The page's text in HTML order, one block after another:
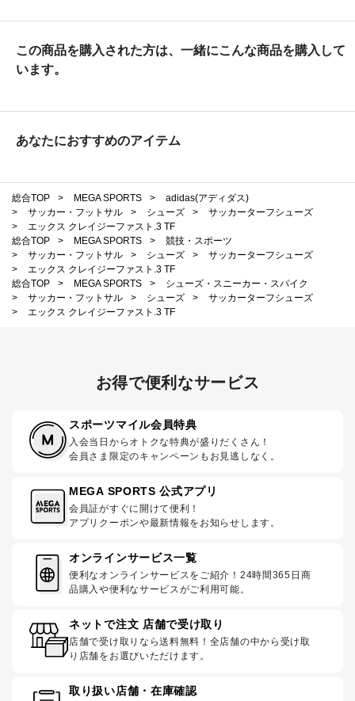
この商品を購入された方は、一緒にこんな商品を購入して
います。
あなたにおすすめのアイテム
総合TOP > MEGA SPORTS >
adidas(アディダス)
>
サッカー・フットサル > シューズ >
サッカーターフシューズ
>
エックス クレイジーファスト.3 TF
総合TOP
> MEGA SPORTS >
競技・スポーツ
>
サッカー・フットサル > シューズ >
サッカーターフシューズ
>
エックス クレイジーファスト.3 TF
総合TOP
> MEGA SPORTS >
シューズ・スニーカー・スパイク
>
サッカー・フットサル > シューズ >
サッカーターフシューズ
>
エックス クレイジーファスト.3 TF
お得で便利なサービス
スポーツマイル会員特典
入会当日からオトクな特典が盛りだくさん！
会員さま限定のキャンペーンもお見逃しなく。
MEGA SPORTS 公式アプリ
会員証がすぐに開けて便利！
アプリクーポンや最新情報をお知らせします。
オンラインサービス一覧
便利なオンラインサービスをご紹介！24時間365日商
品購入や便利なサービスがご利用可能。
ネットで注文 店舗で受け取り
店舗で受け取りなら送料無料！全店舗の中から受け取
り店舗をお選びいただけます。
取り扱い店舗・在庫確認